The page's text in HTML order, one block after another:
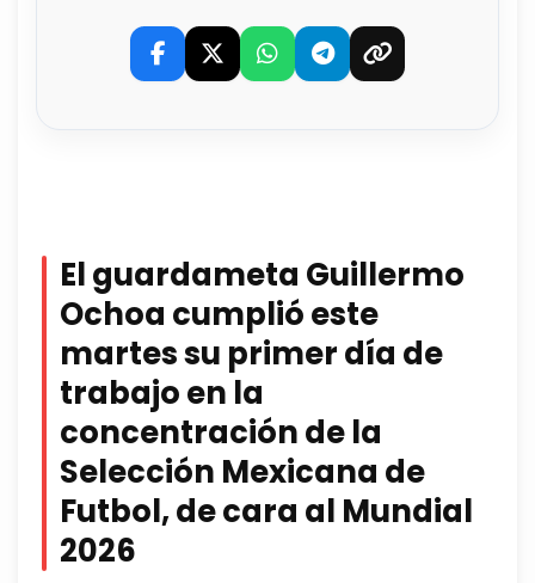
El guardameta Guillermo
Ochoa cumplió este
martes su primer día de
trabajo en la
concentración de la
Selección Mexicana de
Futbol, de cara al Mundial
2026